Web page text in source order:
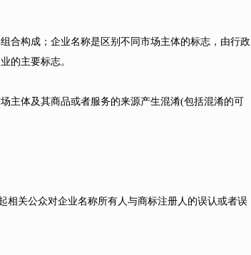
合构成；企业名称是区别不同市场主体的标志，由行政
的主要标志。
主体及其商品或者服务的来源产生混淆(包括混淆的可
相关公众对企业名称所有人与商标注册人的误认或者误